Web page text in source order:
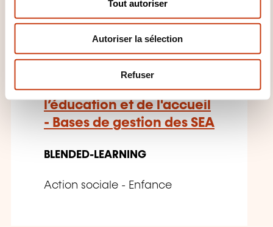
n
Tout autoriser
Autoriser la sélection
Refuser
DE
SEA - Service de
l’éducation et de l'accueil
- Bases de gestion des SEA
BLENDED-LEARNING
Action sociale - Enfance